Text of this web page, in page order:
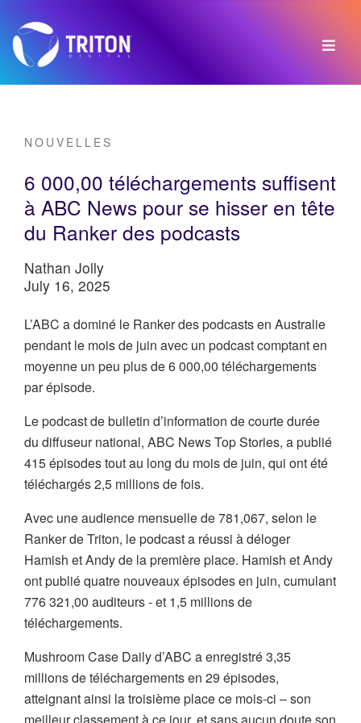
NOUVELLES
6 000,00 téléchargements suffisent
à ABC News pour se hisser en tête
du Ranker des podcasts
Nathan Jolly
July 16, 2025
L’ABC a dominé le Ranker des podcasts en Australie
pendant le mois de juin avec un podcast comptant en
moyenne un peu plus de 6 000,00 téléchargements
par épisode.
Le podcast de bulletin d’information de courte durée
du diffuseur national, ABC News Top Stories, a publié
415 épisodes tout au long du mois de juin, qui ont été
téléchargés 2,5 millions de fois.
Avec une audience mensuelle de 781,067, selon le
Ranker de Triton, le podcast a réussi à déloger
Hamish et Andy de la première place. Hamish et Andy
ont publié quatre nouveaux épisodes en juin, cumulant
776 321,00 auditeurs - et 1,5 millions de
téléchargements.
Mushroom Case Daily d’ABC a enregistré 3,35
millions de téléchargements en 29 épisodes,
atteignant ainsi la troisième place ce mois-ci – son